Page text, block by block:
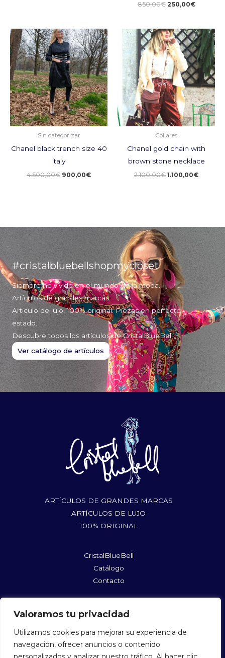
Valoramos tu privacidad
Utilizamos cookies para mejorar su experiencia de
navegación, ofrecer anuncios o contenido
850,00€ 250,00€
Sin categorizar
Chanel black trench size 40
italy
4.500,00€
El
precio
original
era:
4.500,00€.
900,00€
El
precio
actual
es:
900,00€.
Collares
Chanel gold chain with
brown stone necklace
2.100,00€
El
precio
original
era:
2.100,00€.
1.100,00€
El
precio
actual
es:
#cristalbluebellshopmycloset
Siempre he vivido en el mundo de la moda.
Artículos de grandes marcas.
Articulo de lujo, 100% original. Piezas en perfecto
estado.
Descubre todos los artículos de CristalBlueBell
Ver catálogo de artículos
ARTÍCULOS DE GRANDES MARCAS
ARTÍCULOS DE LUJO
100% ORIGINAL
CristalBlueBell
Catálogo
Contacto
@cristalbluebellshopmycloset